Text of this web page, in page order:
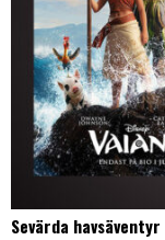
Sevärda havsäventyr